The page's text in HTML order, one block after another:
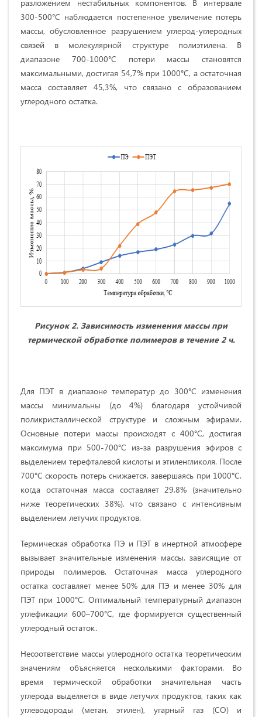
разложением нестабильных компонентов. В интервале
300-500°C наблюдается постепенное увеличение потерь
массы, обусловленное разрушением углерод-углеродных
связей в молекулярной структуре полиэтилена. В
диапазоне 700-1000°C потери массы становятся
максимальными, достигая 54,7% при 1000°C, а остаточная
масса составляет 45,3%, что связано с образованием
углеродного остатка.
Рисунок 2. Зависимость изменения массы при
термической обработке полимеров в течение 2 ч.
Для ПЭТ в диапазоне температур до 300°C изменения
массы минимальны (до 4%) благодаря устойчивой
поликристаллической структуре и сложным эфирами.
Основные потери массы происходят с 400°C, достигая
максимума при 500-700°C из-за разрушения эфиров с
выделением терефталевой кислоты и этиленгликоля. После
700°C скорость потерь снижается, завершаясь при 1000°C,
когда остаточная масса составляет 29,8% (значительно
ниже теоретических 38%), что связано с интенсивным
выделением летучих продуктов.
Термическая обработка ПЭ и ПЭТ в инертной атмосфере
вызывает значительные изменения массы, зависящие от
природы полимеров. Остаточная масса углеродного
остатка составляет менее 50% для ПЭ и менее 30% для
ПЭТ при 1000°C. Оптимальный температурный диапазон
углефикации 600–700°C, где формируется существенный
углеродный остаток.
Несоответствие массы углеродного остатка теоретическим
значениям объясняется несколькими факторами. Во
время термической обработки значительная часть
углерода выделяется в виде летучих продуктов, таких как
углеводороды (метан, этилен), угарный газ (CO) и